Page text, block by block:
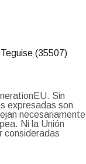
(35507)
Sin
expresadas son
necesariamente
Ni la Unión
consideradas